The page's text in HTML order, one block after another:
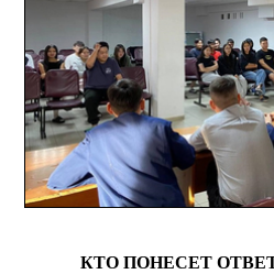
КТО ПОНЕСЕТ